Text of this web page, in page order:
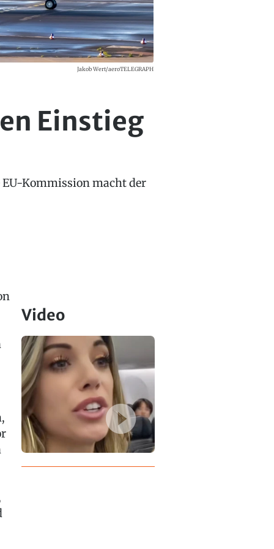
Jakob Wert/aeroTELEGRAPH
Einstieg
Kommission macht der
Video